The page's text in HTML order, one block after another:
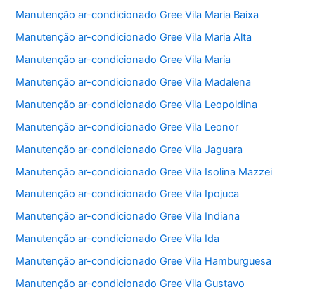
Manutenção ar-condicionado Gree Vila Maria Baixa
Manutenção ar-condicionado Gree Vila Maria Alta
Manutenção ar-condicionado Gree Vila Maria
Manutenção ar-condicionado Gree Vila Madalena
Manutenção ar-condicionado Gree Vila Leopoldina
Manutenção ar-condicionado Gree Vila Leonor
Manutenção ar-condicionado Gree Vila Jaguara
Manutenção ar-condicionado Gree Vila Isolina Mazzei
Manutenção ar-condicionado Gree Vila Ipojuca
Manutenção ar-condicionado Gree Vila Indiana
Manutenção ar-condicionado Gree Vila Ida
Manutenção ar-condicionado Gree Vila Hamburguesa
Manutenção ar-condicionado Gree Vila Gustavo